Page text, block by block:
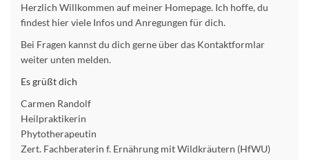
Herzlich Willkommen auf meiner Homepage. Ich hoffe, du
findest hier viele Infos und Anregungen für dich.
Bei Fragen kannst du dich gerne über das Kontaktformlar
weiter unten melden.
Es grüßt dich
Carmen Randolf
Heilpraktikerin
Phytotherapeutin
Zert. Fachberaterin f. Ernährung mit Wildkräutern (HfWU)